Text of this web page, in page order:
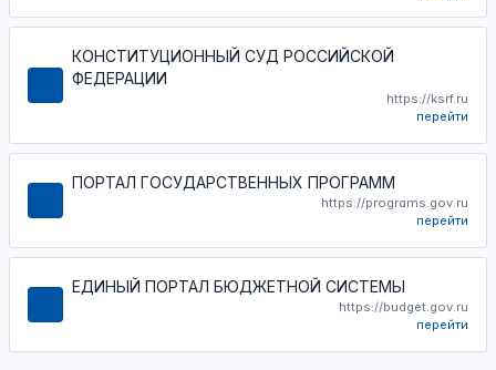
КОНСТИТУЦИОННЫЙ СУД РОССИЙСКОЙ
ФЕДЕРАЦИИ
https://ksrf.ru
перейти
ПОРТАЛ ГОСУДАРСТВЕННЫХ ПРОГРАММ
https://programs.gov.ru
перейти
ЕДИНЫЙ ПОРТАЛ БЮДЖЕТНОЙ СИСТЕМЫ
https://budget.gov.ru
перейти